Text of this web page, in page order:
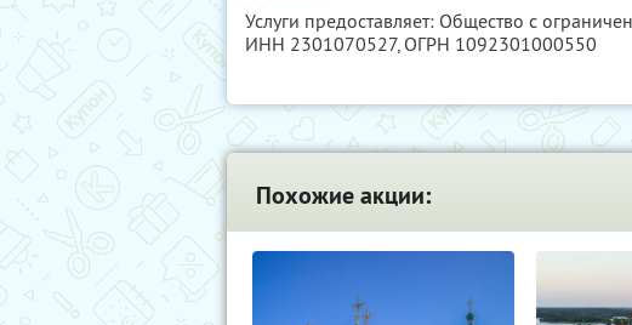
Услуги предоставляет: Общество с
ИНН 2301070527, ОГРН 1092301000550
Похожие акции: